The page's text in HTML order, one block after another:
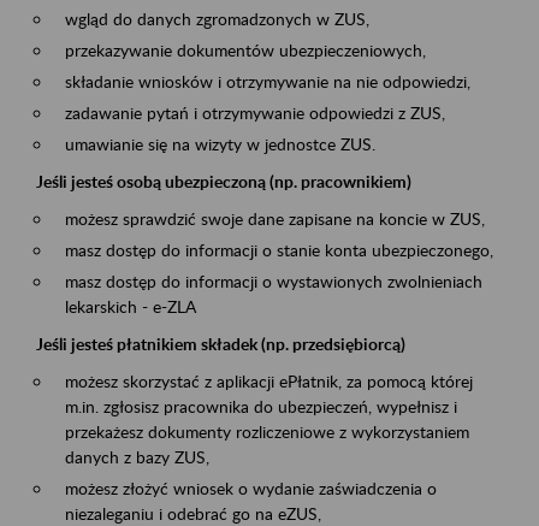
wgląd do danych zgromadzonych w ZUS,
przekazywanie dokumentów ubezpieczeniowych,
składanie wniosków i otrzymywanie na nie odpowiedzi,
zadawanie pytań i otrzymywanie odpowiedzi z ZUS,
umawianie się na wizyty w jednostce ZUS.
Jeśli jesteś osobą ubezpieczoną (np. pracownikiem)
możesz sprawdzić swoje dane zapisane na koncie w ZUS,
masz dostęp do informacji o stanie konta ubezpieczonego,
masz dostęp do informacji o wystawionych zwolnieniach
lekarskich - e-ZLA
Jeśli jesteś płatnikiem składek (np. przedsiębiorcą)
możesz skorzystać z aplikacji ePłatnik, za pomocą której
m.in. zgłosisz pracownika do ubezpieczeń, wypełnisz i
przekażesz dokumenty rozliczeniowe z wykorzystaniem
danych z bazy ZUS,
możesz złożyć wniosek o wydanie zaświadczenia o
niezaleganiu i odebrać go na eZUS,